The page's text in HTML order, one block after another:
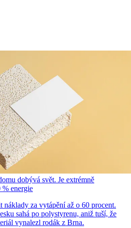
dobývá svět. Je extrémně
energie
náklady za vytápění až o 60 procent.
sahá po polystyrenu, aniž tuší, že
vynalezl rodák z Brna.